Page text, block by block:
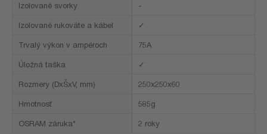
Izolované svorky -
Izolované rukoväte a kábel ✓
Trvalý výkon v ampéroch 75A
Úložná taška ✓
Rozmery (DxŠxV, mm) 250x250x60
Hmotnosť 585g
OSRAM záruka* 2 roky